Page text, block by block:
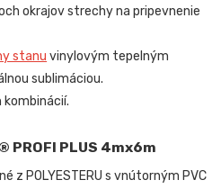
okrajov strechy na pripevnenie
stanu vinylovým tepelným
sublimáciou.
PROFI PLUS 4mx6m
z POLYESTERU s vnútorným PVC